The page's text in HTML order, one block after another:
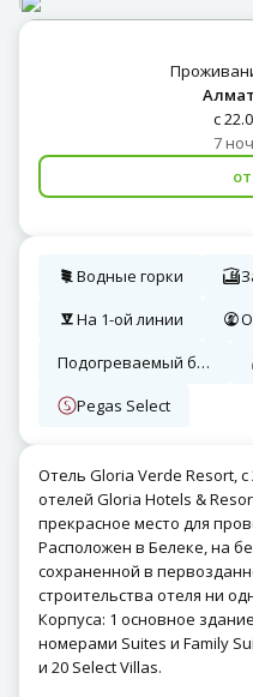
с
7
Водные горки
На 1-ой линии
Подогреваемый бассейн
Pegas Select
Отель Gloria Verde Resort,
отелей Gloria Hotels &
прекрасное место для
Расположен в Белеке, на
сохраненной в
строительства отеля ни
Корпуса: 1 основное
номерами Suites и Family
и 20 Select Villas.